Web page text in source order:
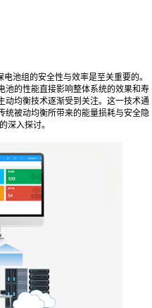
池组的安全性与效率是至关重要的。
池的性能直接影响整体系统的效果和寿
动均衡技术逐渐受到关注。这一技术通
统被动均衡所带来的能量损耗与安全隐
深入探讨。